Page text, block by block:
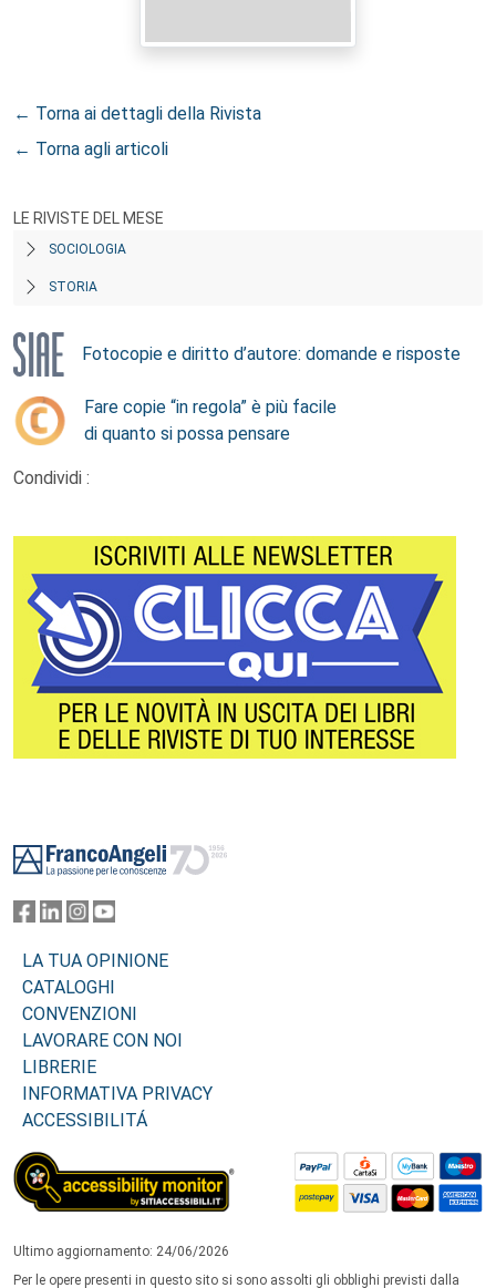
← Torna ai dettagli della Rivista
← Torna agli articoli
LE RIVISTE DEL MESE
SOCIOLOGIA
STORIA
Fotocopie e diritto d’autore: domande e risposte
Fare copie “in regola” è più facile
di quanto si possa pensare
Condividi :
LA TUA OPINIONE
CATALOGHI
CONVENZIONI
LAVORARE CON NOI
LIBRERIE
INFORMATIVA PRIVACY
ACCESSIBILITÁ
Ultimo aggiornamento: 24/06/2026
Per le opere presenti in questo sito si sono assolti gli obblighi previsti dalla